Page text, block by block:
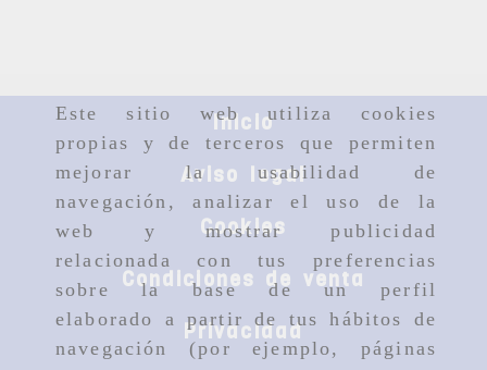
Este sitio web utiliza cookies
propias y de terceros que permiten
mejorar la usabilidad de
navegación, analizar el uso de la
web y mostrar publicidad
relacionada con tus preferencias
sobre la base de un perfil
elaborado a partir de tus hábitos de
navegación (por ejemplo, páginas
Inicio
Aviso legal
Cookies
Condiciones de venta
Privacidad